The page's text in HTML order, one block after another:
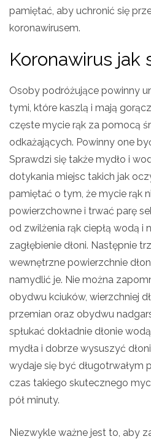
pamiętać, aby uchronić się
koronawirusem.
Koronawirus jak
Osoby podróżujące powinny
tymi, które kaszlą i mają
częste mycie rąk za pomocą
odkażających. Powinny one
Sprawdzi się także mydło i
dotykania miejsc takich jak
pamiętać o tym, że mycie rąk
powierzchowne i trwać parę
od zwilżenia rąk ciepłą wodą i
zagłębienie dłoni. Następnie
wewnętrzne powierzchnie
namydlić je. Nie można
obydwu kciuków, wierzchniej
przemian oraz obydwu
spłukać dokładnie dłonie
mydła i dobrze wysuszyć
wydaje się być długotrwałym
czas takiego skutecznego
pół minuty.
Niezwykle ważne jest to, aby